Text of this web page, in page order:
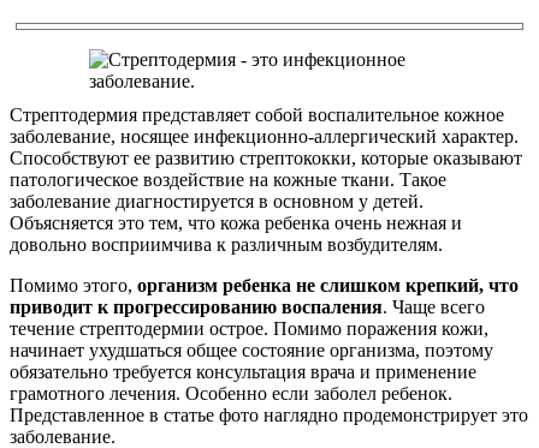
Стрептодермия представляет собой воспалительное кожное
заболевание, носящее инфекционно-аллергический характер.
Способствуют ее развитию стрептококки, которые оказывают
патологическое воздействие на кожные ткани. Такое
заболевание диагностируется в основном у детей.
Объясняется это тем, что кожа ребенка очень нежная и
довольно восприимчива к различным возбудителям.
Помимо этого, организм ребенка не слишком крепкий, что
приводит к прогрессированию воспаления. Чаще всего
течение стрептодермии острое. Помимо поражения кожи,
начинает ухудшаться общее состояние организма, поэтому
обязательно требуется консультация врача и применение
грамотного лечения. Особенно если заболел ребенок.
Представленное в статье фото наглядно продемонстрирует это
заболевание.